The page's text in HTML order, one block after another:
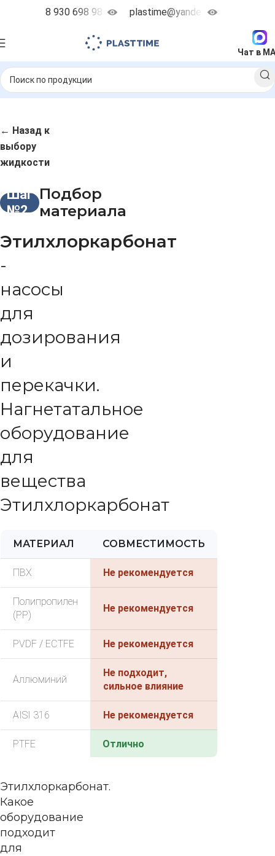
8 930 698 98 38 plastime@yandex.ru
Чат в
← Назад к
выбору
жидкости
Шаг
№2
Подбор
материала
Этилхлоркарбонат
-
насосы
для
дозирования
и
перекачки.
Нагнетатальное
оборудование
для
вещества
Этилхлоркарбонат
МАТЕРИАЛ СОВМЕСТИМОСТЬ
ПВХ Не рекомендуется
Полипропилен
(PP)
Не рекомендуется
PVDF / ECTFE Не рекомендуется
Аллюминий
Не подходит,
сильное влияние
AISI 316 Не рекомендуется
PTFE Отлично
Этилхлоркарбонат.
Какое
оборудование
подходит
для